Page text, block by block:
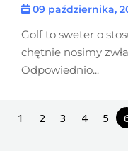
09 października,
Golf to sweter o
chętnie nosimy
Odpowiednio...
1 2 3 4 5